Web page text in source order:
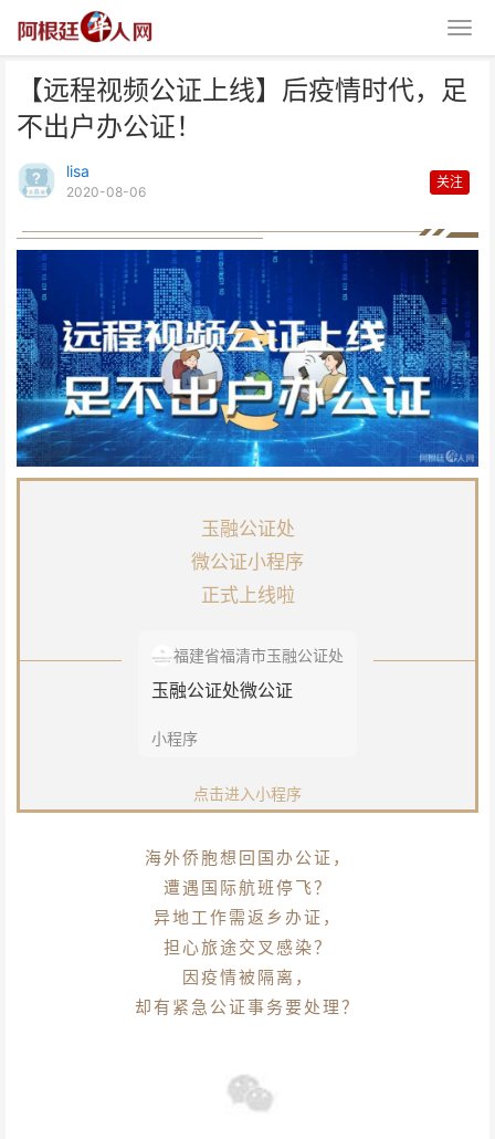
【远程视频公证上线】后疫情时代，足
不出户办公证！
lisa
2020-08-06
关注
玉融公证处
微公证小程序
正式上线啦
福建省福清市玉融公证处
玉融公证处微公证
小程序
点击进入小程序
海外侨胞想回国办公证，
遭遇国际航班停飞？
异地工作需返乡办证，
担心旅途交叉感染？
因疫情被隔离，
却有紧急公证事务要处理？
【远程视频公证上线】后疫情时
代，足不出户办公证！